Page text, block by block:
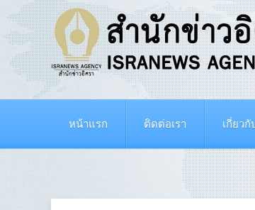
หน้าแรก ติดต่อเรา เกี่ยวกั